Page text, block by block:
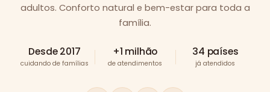
adultos. Conforto natural e bem-estar para toda a
família.
Desde 2017
cuidando de famílias
+1 milhão
de atendimentos
34 países
já atendidos